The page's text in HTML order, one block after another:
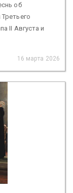
об
II Августа и
16 марта 2026